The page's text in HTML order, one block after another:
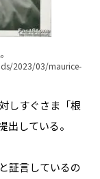
2023/03/maurice-
しすぐさま「根
している。
証言しているの